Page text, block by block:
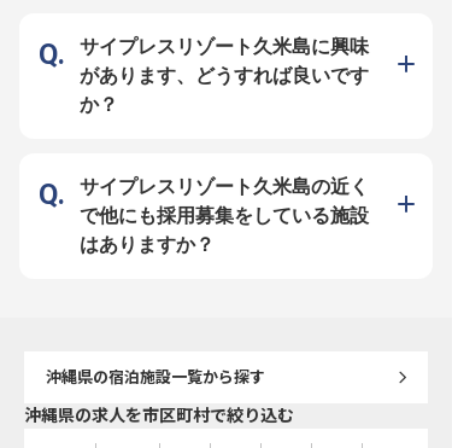
いを感じられるでしょう。 衛生管
理も徹底し、安心安全な食の提供に
努めています。 ーー【安心のサポ
ート体制と充実した休日】 新しい
住まいのご紹介や家賃補助25,000
す。 年間休日123日に加え、上期・
下期休暇や長期休暇も充実してお
り、プライベートも大切にしながら
働ける環境です。 資格取得支援制
度もあり、スキルアップを目指せる
サイプレスリゾート久米島に興味
があります、どうすれば良いです
か？
サイプレスリゾート久米島の近く
で他にも採用募集をしている施設
はありますか？
沖縄県の宿泊施設一覧から探す
沖縄県の求人を市区町村で絞り込む